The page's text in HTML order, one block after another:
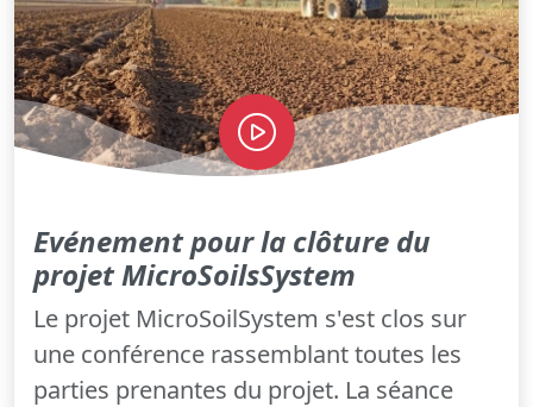
Evénement pour la clôture du
projet MicroSoilsSystem
Le projet MicroSoilSystem s'est clos sur
une conférence rassemblant toutes les
parties prenantes du projet. La séance